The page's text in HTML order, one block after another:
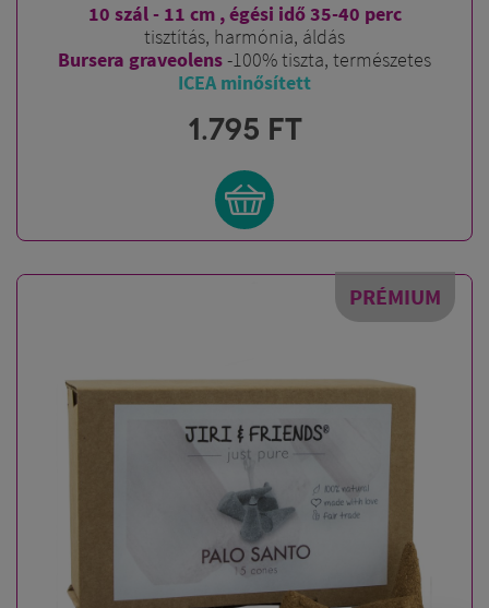
10 szál - 11 cm , égési idő 35-40 perc
tisztítás, harmónia, áldás
Bursera graveolens-100% tiszta, természetes
ICEA minősített
1.795 FT
PRÉMIUM